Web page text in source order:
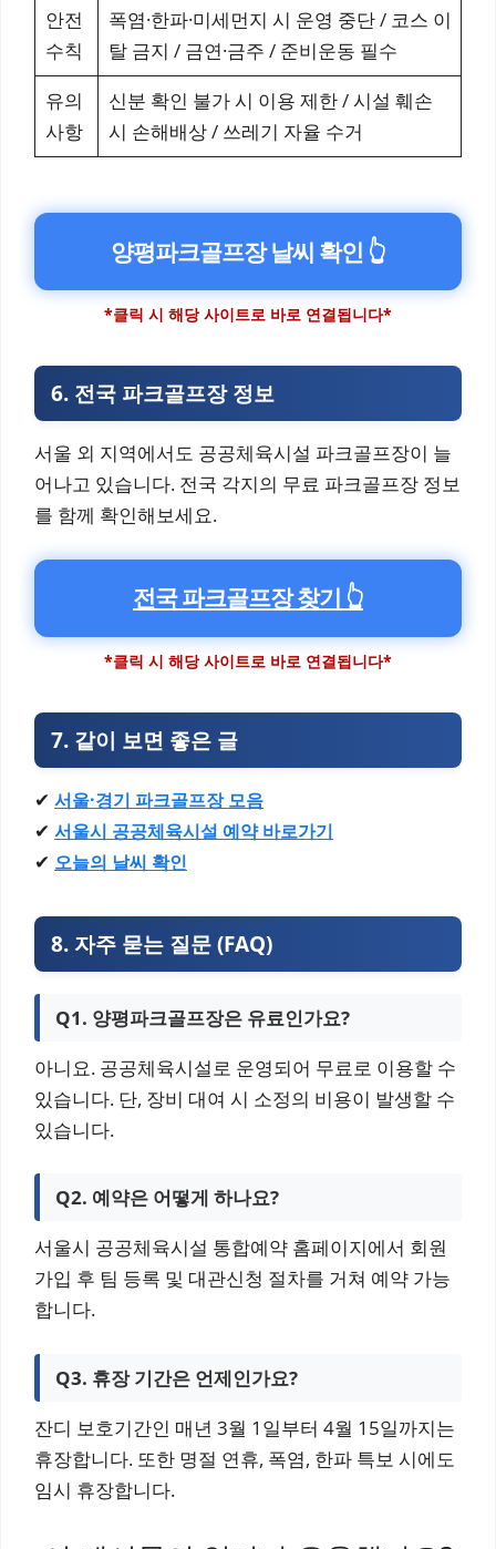
안전
수칙
폭염·한파·미세먼지 시 운영 중단 / 코스 이
탈 금지 / 금연·금주 / 준비운동 필수
유의
사항
신분 확인 불가 시 이용 제한 / 시설 훼손
시 손해배상 / 쓰레기 자율 수거
양평파크골프장 날씨 확인 👆
*클릭 시 해당 사이트로 바로 연결됩니다*
6. 전국 파크골프장 정보
서울 외 지역에서도 공공체육시설 파크골프장이 늘
어나고 있습니다. 전국 각지의 무료 파크골프장 정보
를 함께 확인해보세요.
전국 파크골프장 찾기 👆
*클릭 시 해당 사이트로 바로 연결됩니다*
7. 같이 보면 좋은 글
✔ 서울·경기 파크골프장 모음
✔ 서울시 공공체육시설 예약 바로가기
✔ 오늘의 날씨 확인
8. 자주 묻는 질문 (FAQ)
Q1. 양평파크골프장은 유료인가요?
아니요. 공공체육시설로 운영되어 무료로 이용할 수
있습니다. 단, 장비 대여 시 소정의 비용이 발생할 수
있습니다.
Q2. 예약은 어떻게 하나요?
서울시 공공체육시설 통합예약 홈페이지에서 회원
가입 후 팀 등록 및 대관신청 절차를 거쳐 예약 가능
합니다.
Q3. 휴장 기간은 언제인가요?
잔디 보호기간인 매년 3월 1일부터 4월 15일까지는
휴장합니다. 또한 명절 연휴, 폭염, 한파 특보 시에도
임시 휴장합니다.